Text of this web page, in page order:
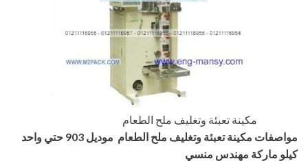
مكينة تعبئة وتغليف ملح الطعام
مواصفات مكينة تعبئة وتغليف ملح الطعام
موديل 903 حتي واحد
كيلو ماركة مهندس منسي